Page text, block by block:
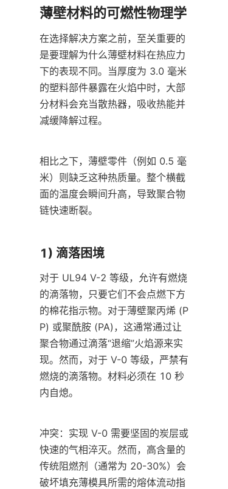
薄壁材料的可燃性物理学
在选择解决方案之前，至关重要的
是要理解为什么薄壁材料在热应力
下的表现不同。当厚度为 3.0 毫米
的塑料部件暴露在火焰中时，大部
分材料会充当散热器，吸收热能并
减缓降解过程。
相比之下，薄壁零件（例如 0.5 毫
米）则缺乏这种热质量。整个横截
面的温度会瞬间升高，导致聚合物
链快速断裂。
1) 滴落困境
对于 UL94 V-2 等级，允许有燃烧
的滴落物，只要它们不会点燃下方
的棉花指示物。对于薄壁聚丙烯 (P
P) 或聚酰胺 (PA)，这通常通过让
聚合物通过滴落“退缩”火焰源来实
现。然而，对于 V-0 等级，严禁有
燃烧的滴落物。材料必须在 10 秒
内自熄。
冲突：实现 V-0 需要坚固的炭层或
快速的气相淬灭。然而，高含量的
传统阻燃剂（通常为 20-30%）会
破坏填充薄模具所需的熔体流动指